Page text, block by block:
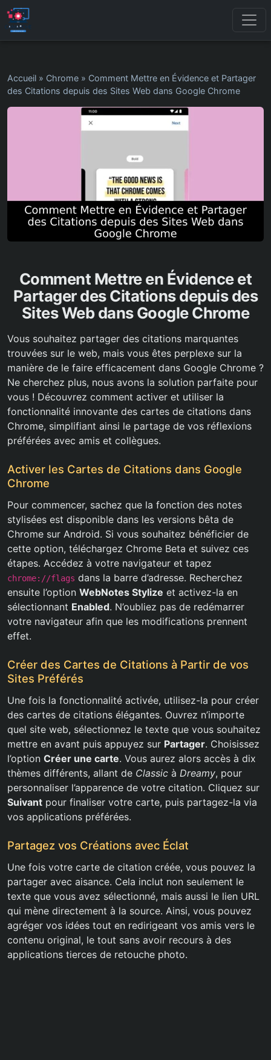
Accueil » Chrome » Comment Mettre en Évidence et Partager
des Citations depuis des Sites Web dans Google Chrome
Comment Mettre en Évidence et
Partager des Citations depuis des
Sites Web dans Google Chrome
Vous souhaitez partager des citations marquantes
trouvées sur le web, mais vous êtes perplexe sur la
manière de le faire efficacement dans Google Chrome ?
Ne cherchez plus, nous avons la solution parfaite pour
vous ! Découvrez comment activer et utiliser la
fonctionnalité innovante des cartes de citations dans
Chrome, simplifiant ainsi le partage de vos réflexions
préférées avec amis et collègues.
Activer les Cartes de Citations dans Google
Chrome
Pour commencer, sachez que la fonction des notes
stylisées est disponible dans les versions bêta de
Chrome sur Android. Si vous souhaitez bénéficier de
cette option, téléchargez Chrome Beta et suivez ces
étapes. Accédez à votre navigateur et tapez
chrome://flags dans la barre d’adresse. Recherchez
ensuite l’option WebNotes Stylize et activez-la en
sélectionnant Enabled. N’oubliez pas de redémarrer
votre navigateur afin que les modifications prennent
effet.
Créer des Cartes de Citations à Partir de vos
Sites Préférés
Une fois la fonctionnalité activée, utilisez-la pour créer
des cartes de citations élégantes. Ouvrez n’importe
quel site web, sélectionnez le texte que vous souhaitez
mettre en avant puis appuyez sur Partager. Choisissez
l’option Créer une carte. Vous aurez alors accès à dix
thèmes différents, allant de Classic à Dreamy, pour
personnaliser l’apparence de votre citation. Cliquez sur
Suivant pour finaliser votre carte, puis partagez-la via
vos applications préférées.
Partagez vos Créations avec Éclat
Une fois votre carte de citation créée, vous pouvez la
partager avec aisance. Cela inclut non seulement le
texte que vous avez sélectionné, mais aussi le lien URL
qui mène directement à la source. Ainsi, vous pouvez
agréger vos idées tout en redirigeant vos amis vers le
contenu original, le tout sans avoir recours à des
applications tierces de retouche photo.